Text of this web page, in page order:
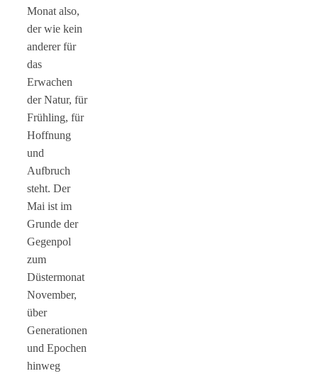
Monat also,
der wie kein
anderer für
das
Erwachen
der Natur, für
Frühling, für
Hoffnung
und
Aufbruch
steht. Der
Mai ist im
Grunde der
Gegenpol
zum
Düstermonat
November,
über
Generationen
und Epochen
hinweg